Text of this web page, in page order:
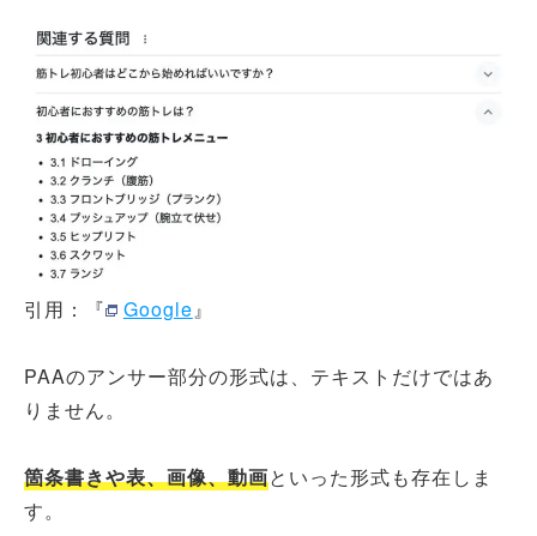
引用：『 Google』
PAAのアンサー部分の形式は、テキストだけではあ
りません。
箇条書きや表、画像、動画といった形式も存在しま
す。